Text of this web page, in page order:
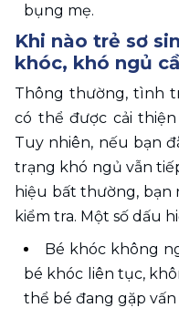
bụng mẹ.
Khi nào trẻ sơ
khóc, khó ngủ
Thông thường, tình
có thể được cải
Tuy nhiên, nếu bạn
trạng khó ngủ vẫn
hiệu bất thường, bạn
kiểm tra. Một số dấu
Bé khóc không
bé khóc liên tục,
thể bé đang gặp vấn